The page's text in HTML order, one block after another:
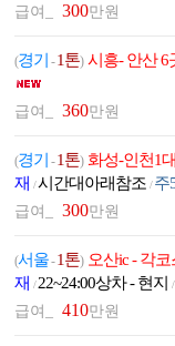
급여_300만원
(경기 -1톤) 시흥- 안산
급여_360만원
(경기 -1톤) 화성-인천1
재/시간대아래참조/ 주
급여_300만원
(서울-1톤) 오산ic - 각
재/ 22~24:00상차 - 현지/
급여_410만원